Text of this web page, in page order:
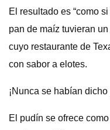
El resultado es “como
pan de maíz tuvieran
cuyo restaurante de
con sabor a elotes.
¡Nunca se habían
El pudín se ofrece